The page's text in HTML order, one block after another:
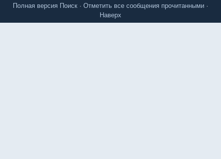
Полная версия Поиск · Отметить все сообщения прочитанными ·
Наверх